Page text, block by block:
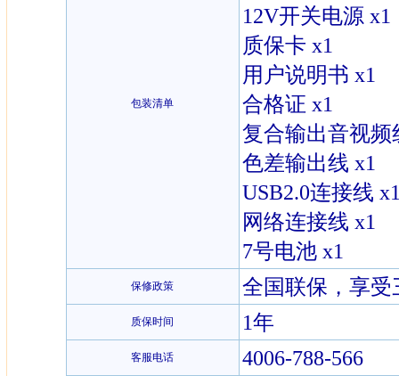
包装清单
12V开关电源 x1
质保卡 x1
用户说明书 x1
合格证 x1
复合输出音视频
色差输出线 x1
USB2.0连接线
网络连接线 x1
7号电池 x1
保修政策 全国联保，享受
质保时间 1年
客服电话 4006-788-566